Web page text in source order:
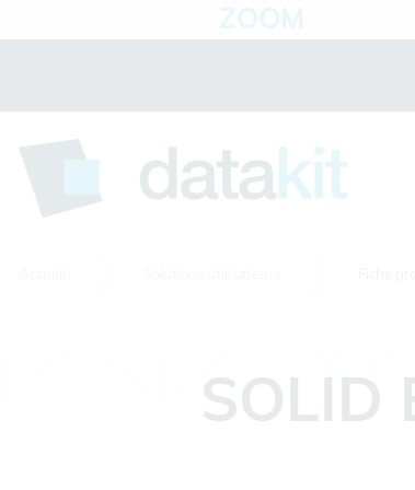
ZOOM
SOLID
Panneau de gestion des cookies